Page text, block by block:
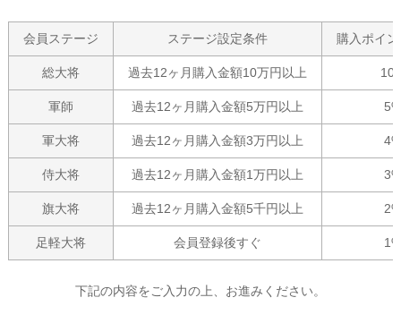
会員ステージ ステージ設定条件 購入ポイ
総大将 過去12ヶ月購入金額10万円以上
軍師 過去12ヶ月購入金額5万円以上 5%
軍大将 過去12ヶ月購入金額3万円以上 4%
侍大将 過去12ヶ月購入金額1万円以上 3%
旗大将 過去12ヶ月購入金額5千円以上 2%
足軽大将 会員登録後すぐ 1%
下記の内容をご入力の上、お進みください。